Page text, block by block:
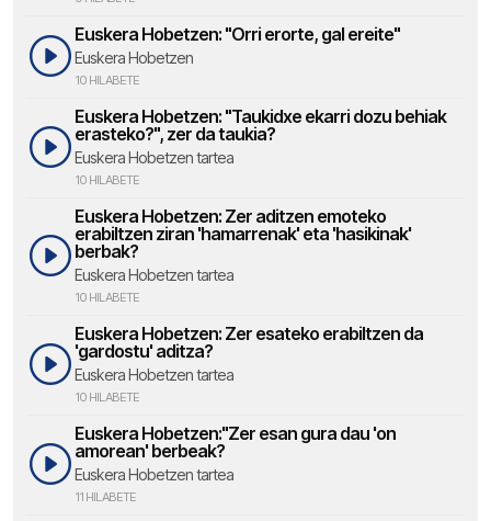
Euskera Hobetzen: "Orri erorte, gal ereite"
Euskera Hobetzen
10 HILABETE
Euskera Hobetzen: "Taukidxe ekarri dozu behiak
erasteko?", zer da taukia?
Euskera Hobetzen tartea
10 HILABETE
Euskera Hobetzen: Zer aditzen emoteko
erabiltzen ziran 'hamarrenak' eta 'hasikinak'
berbak?
Euskera Hobetzen tartea
10 HILABETE
Euskera Hobetzen: Zer esateko erabiltzen da
'gardostu' aditza?
Euskera Hobetzen tartea
10 HILABETE
Euskera Hobetzen:"Zer esan gura dau 'on
amorean' berbeak?
Euskera Hobetzen tartea
11 HILABETE